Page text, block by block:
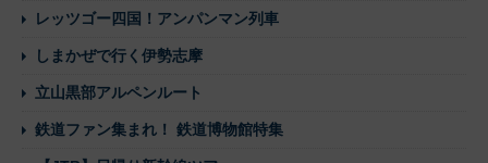
レッツゴー四国！アンパンマン列車
しまかぜで行く伊勢志摩
立山黒部アルペンルート
鉄道ファン集まれ！ 鉄道博物館特集